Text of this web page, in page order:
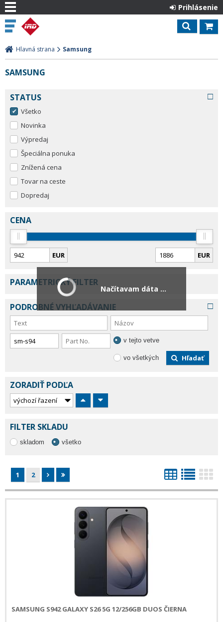
Prihlásenie
Hlavná strana Samsung
SAMSUNG
STATUS
Všetko
Novinka
Výpredaj
Špeciálna ponuka
Znížená cena
Tovar na ceste
Dopredaj
CENA
EUR EUR
PARAMETRICKÝ FILTER
PODROBNÉ VYHĽADÁVANIE
v tejto vetve
vo všetkých Hľadať
ZORADIŤ PODĽA
FILTER SKLADU
skladom všetko
1 2
SAMSUNG S942 GALAXY S26 5G 12/256GB DUOS ČIERNA
Načítavam dáta ...